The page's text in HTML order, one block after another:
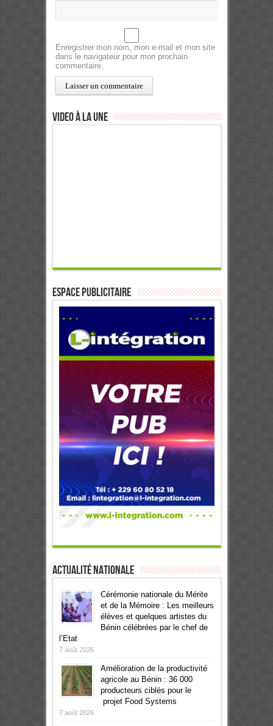
Enregistrer mon nom, mon e-mail et mon site
dans le navigateur pour mon prochain
commentaire.
Video à la Une
ESPACE PUBLICITAIRE
Actualité Nationale
Cérémonie nationale du Mérite
et de la Mémoire : Les meilleurs
élèves et quelques artistes du
Bénin célébrées par le chef de
l’Etat
7 août 2026
Amélioration de la productivité
agricole au Bénin : 36 000
producteurs ciblés pour le
projet Food Systems
7 août 2026